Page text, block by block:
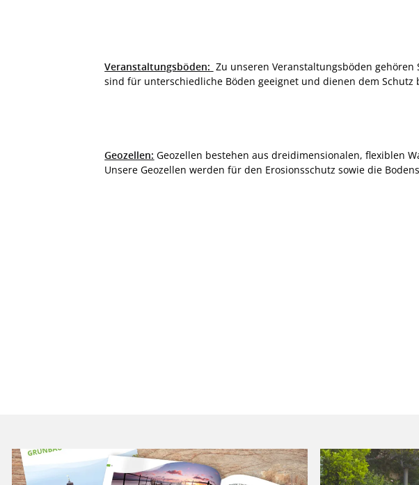
Veranstaltungsböden: Zu unseren Veranstaltungsböden
sind für unterschiedliche Böden geeignet und dienen dem
Geozellen: Geozellen bestehen aus dreidimensionalen, flexiblen
Unsere Geozellen werden für den Erosionsschutz sowie die